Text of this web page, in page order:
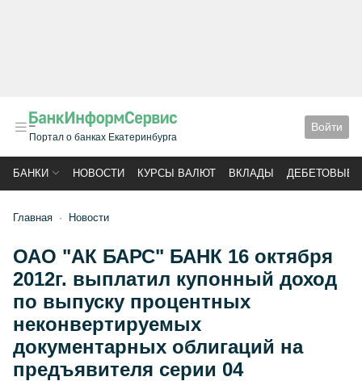
Портал о банках Екатеринбурга
Войти
БАНКИ НОВОСТИ КУРСЫ ВАЛЮТ ВКЛАДЫ ДЕБЕТОВЫЕ
Главная Новости
ОАО "АК БАРС" БАНК 16 октября
2012г. выплатил купонный доход
по выпуску процентных
неконвертируемых
документарных облигаций на
предъявителя серии 04